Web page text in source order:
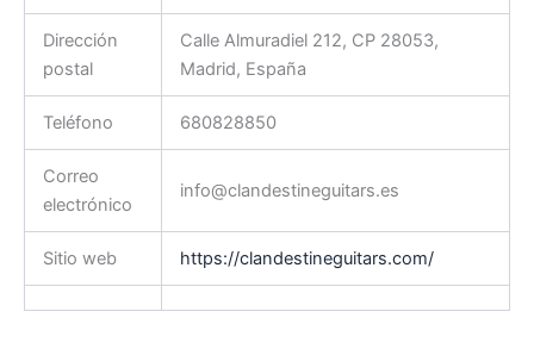
Dirección
postal
Calle Almuradiel 212, CP 28053,
Madrid, España
Teléfono 680828850
Correo
electrónico
info@clandestineguitars.es
Sitio web https://clandestineguitars.com/